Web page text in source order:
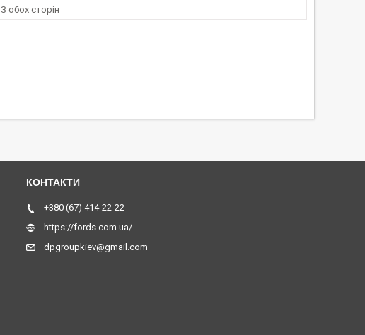
З обох сторін
+380 (67) 414-22-22
https://fords.com.ua/
dpgroupkiev@gmail.com